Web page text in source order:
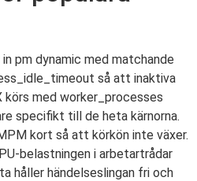
pm dynamic med matchande
så att inaktiva
körs med worker_processes
specifikt till de heta kärnorna.
kort så att körkön inte växer.
belastningen i arbetartrådar
håller händelseslingan fri och